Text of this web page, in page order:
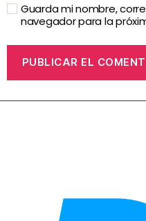
Guarda mi nombre,
navegador para la